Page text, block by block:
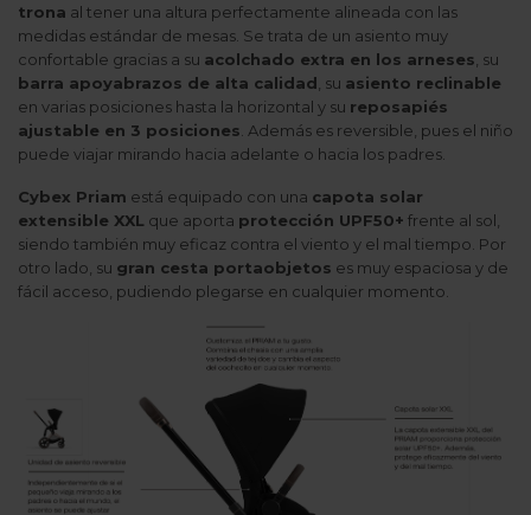
trona al tener una altura perfectamente alineada con las
medidas estándar de mesas. Se trata de un asiento muy
confortable gracias a su acolchado extra en los arneses, su
barra apoyabrazos de alta calidad, su asiento reclinable
en varias posiciones hasta la horizontal y su reposapiés
ajustable en 3 posiciones. Además es reversible, pues el niño
puede viajar mirando hacia adelante o hacia los padres.
Cybex Priam está equipado con una capota solar
extensible XXL que aporta protección UPF50+ frente al sol,
siendo también muy eficaz contra el viento y el mal tiempo. Por
otro lado, su gran cesta portaobjetos es muy espaciosa y de
fácil acceso, pudiendo plegarse en cualquier momento.